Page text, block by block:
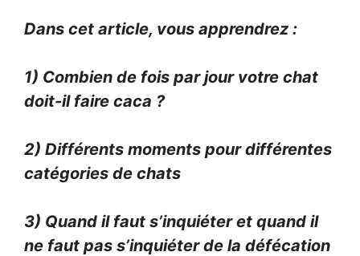
Dans cet article, vous apprendrez :
1) Combien de fois par jour votre chat
doit-il faire caca ?
2) Différents moments pour différentes
catégories de chats
3) Quand il faut s’inquiéter et quand il
ne faut pas s’inquiéter de la défécation